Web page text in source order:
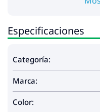
Voltaje: DC 5 V
Longitud del
Grado de
La entrega
1 x Cabecero
1 x Tira LED
Este producto
de alimentación USB
Especificaciones
Categoría:
Marca:
Color: